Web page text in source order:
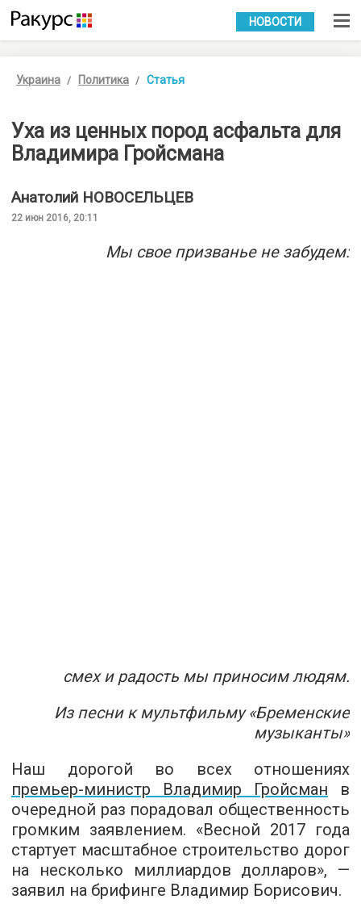
УКР РУС
НОВОСТИ
Украина Политика Статья
Уха из ценных пород асфальта для
Владимира Гройсмана
Анатолий НОВОСЕЛЬЦЕВ
22 июн 2016, 20:11
Мы свое призванье не забудем:
смех и радость мы приносим людям.
Из песни к мультфильму «Бременские
музыканты»
Наш дорогой во всех отношениях
премьер-министр Владимир Гройсман в
очередной раз порадовал общественность
громким заявлением. «Весной 2017 года
стартует масштабное строительство дорог
на несколько миллиардов долларов», —
заявил на брифинге Владимир Борисович.